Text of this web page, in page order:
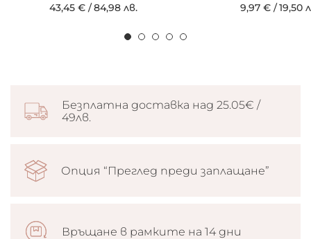
43,45 €/84,98 лв. 9,97 € /19,50
Безплатна доставка над 25.05€ /
49лв.
Опция “Преглед преди заплащане”
Връщане в рамките на 14 дни